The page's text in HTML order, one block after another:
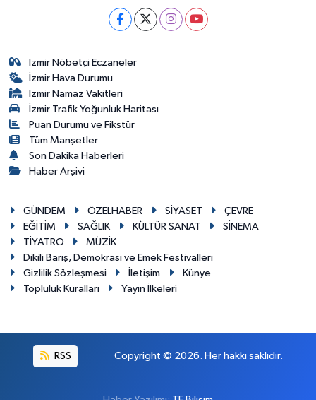
İzmir Nöbetçi Eczaneler
İzmir Hava Durumu
İzmir Namaz Vakitleri
İzmir Trafik Yoğunluk Haritası
Puan Durumu ve Fikstür
Tüm Manşetler
Son Dakika Haberleri
Haber Arşivi
GÜNDEM ÖZELHABER SİYASET
ÇEVRE
EĞİTİM
SAĞLIK KÜLTÜR SANAT
SİNEMA
TİYATRO
MÜZİK
Dikili Barış, Demokrasi ve Emek Festivalleri
Gizlilik Sözleşmesi
İletişim
Künye
Topluluk Kuralları
Yayın İlkeleri
RSS Copyright © 2026. Her hakkı saklıdır.